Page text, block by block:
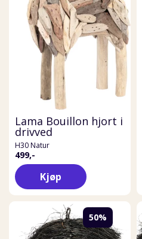
Lama Bouillon hjort i
drivved
H30 Natur
499,-
Kjøp
50%